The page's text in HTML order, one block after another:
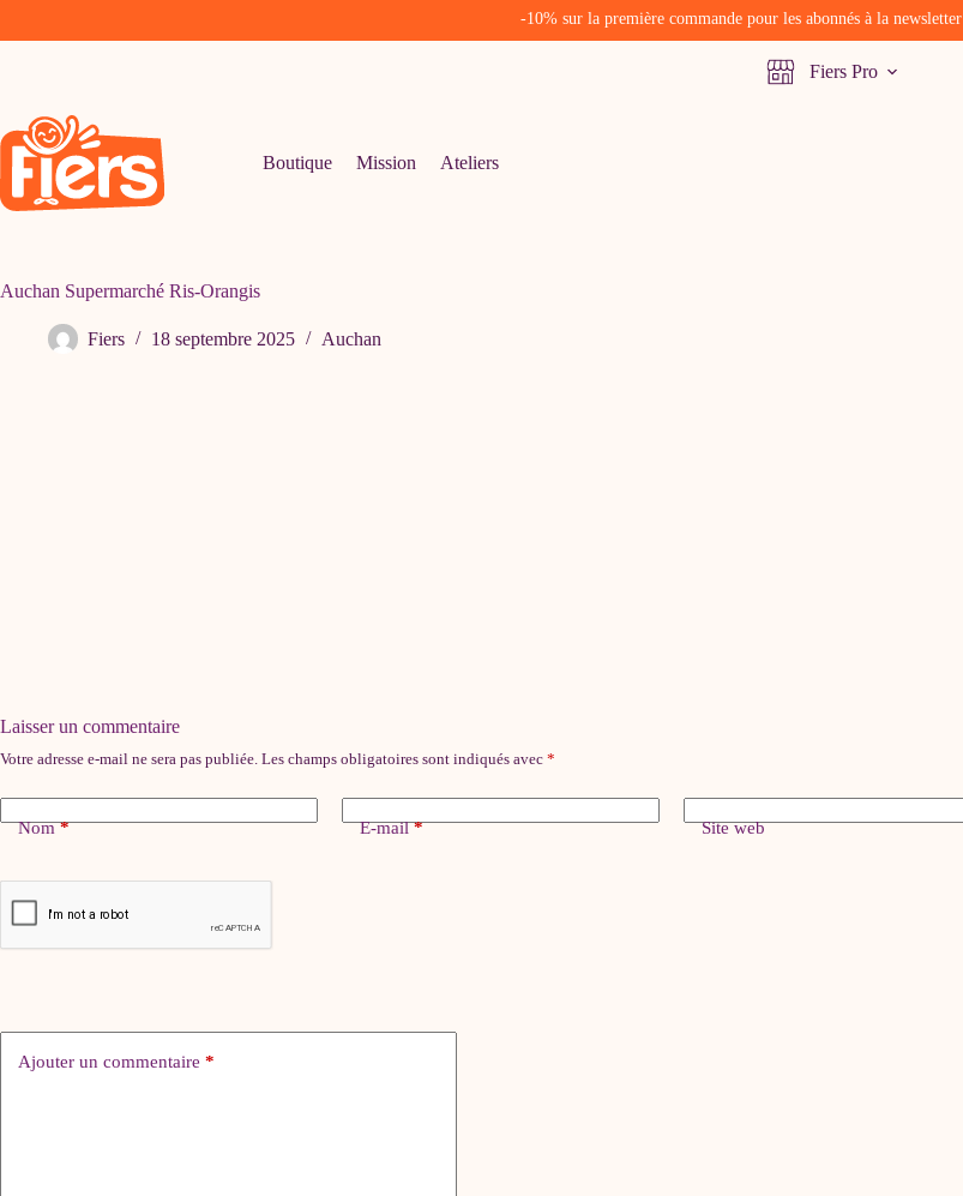
-10% sur la première commande pour les abonnés à la newsletter
Fiers Pro
Boutique Mission Ateliers
Auchan Supermarché Ris-Orangis
Fiers 18 septembre 2025 Auchan
Laisser un commentaire
Votre adresse e-mail ne sera pas publiée. Les champs obligatoires sont indiqués avec *
Nom* E-mail* Site web
Ajouter un commentaire *